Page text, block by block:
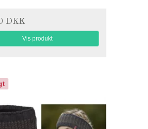
DKK
Vis produkt